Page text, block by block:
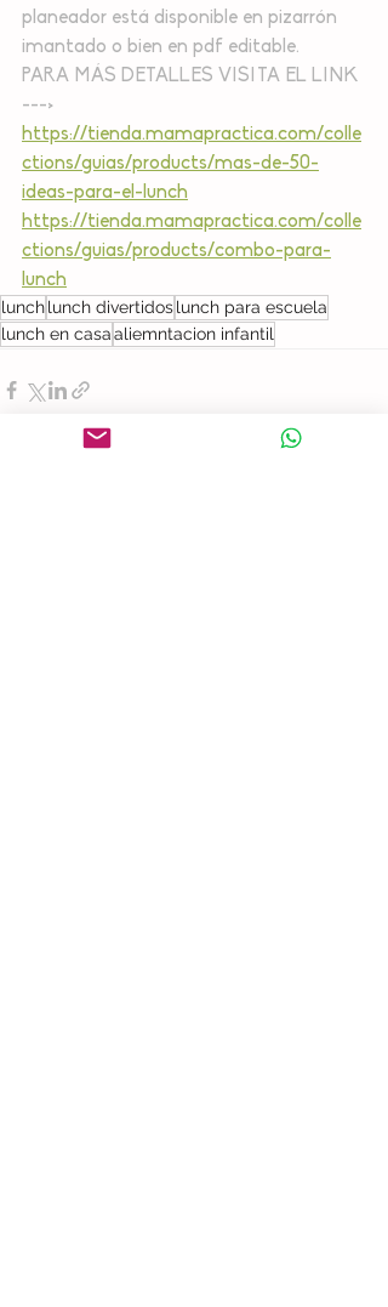
planeador está disponible en pizarrón
imantado o bien en pdf editable.
PARA MÁS DETALLES VISITA EL LINK
--->
https://tienda.mamapractica.com/colle
ctions/guias/products/mas-de-50-
ideas-para-el-lunch
https://tienda.mamapractica.com/colle
ctions/guias/products/combo-para-
lunch
lunchlunch divertidoslunch para escuela
lunch en casaaliemntacion infantil